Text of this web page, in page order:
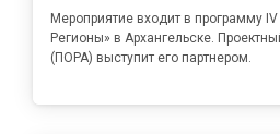
Мероприятие входит в программу
Регионы» в Архангельске.
(ПОРА) выступит его партнером.